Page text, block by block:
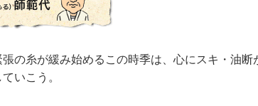
の糸が緩み始めるこの時季は、心にスキ・油
いこう。